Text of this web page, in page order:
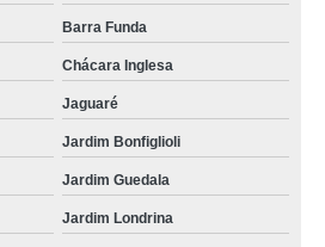
Barra Funda
Chácara Inglesa
Jaguaré
Jardim Bonfiglioli
Jardim Guedala
Jardim Londrina